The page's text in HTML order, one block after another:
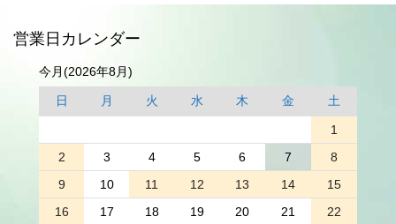
営業日カレンダー
今月(2026年8月)
日 月 火 水 木 金 土
1
2
3 4 5 6 7
8
9
10 11 12 13 14
15
16
17 18 19 20 21
22